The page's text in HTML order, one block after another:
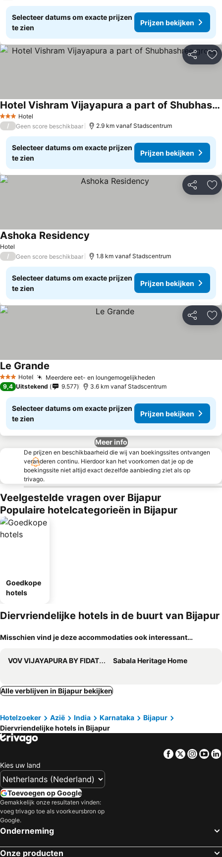
Selecteer datums om exacte prijzen
te zien
Prijzen bekijken
Delen
3 SterrenHotel
Hotel Vishram Vijayapura a part of Shubhashree group
/ Geen score beschikbaar 2.9 km vanaf Stadscentrum
Selecteer datums om exacte prijzen
te zien
Prijzen bekijken
Delen
Hotel
Ashoka Residency
/ Geen score beschikbaar 1.8 km vanaf Stadscentrum
Selecteer datums om exacte prijzen
te zien
Prijzen bekijken
Delen
3 SterrenHotel Meerdere eet- en loungemogelijkheden
Le Grande
9,4 Uitstekend 9.577 3.6 km vanaf Stadscentrum
Selecteer datums om exacte prijzen
te zien
Prijzen bekijken
Meer info
De prijzen en beschikbaarheid die wij van boekingssites ontvangen
veranderen continu. Hierdoor kan het voorkomen dat je op de
boekingssite niet altijd exact dezelfde aanbieding ziet als op
trivago.
Veelgestelde vragen over Bijapur
Populaire hotelcategorieën in Bijapur
Goedkope
hotels
Diervriendelijke hotels in de buurt van Bijapur
Misschien vind je deze accommodaties ook interessant…
VOV VIJAYAPURA BY FIDATO HOTELS Sabala Heritage Home
Alle verblijven in Bijapur bekijken
Hotelzoeker Azië India Karnataka
Bijapur
Diervriendelijke hotels in Bijapur
Facebook
Twitter
Kies uw land
Toevoegen op Google
Gemakkelijk onze resultaten vinden:
voeg trivago toe als voorkeursbron op
Google.
Onderneming
Onze producten